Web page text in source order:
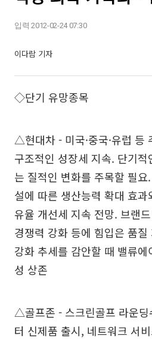
입력 2012-02-24 07:30
이다람 기자
◇단기 유망종목
△현대차 - 미국·중국·유럽 등
구조적인 성장세 지속. 단기
는 질적인 변화를 주목할 필
설에 따른 생산능력 확대 효
유율 개선세 지속 전망. 브랜
경쟁력 강화 등에 힘입은 품
강화 추세를 감안할 때 밸류
성 상존
△골프존 - 스크린골프 라운딩
터 신제품 출시, 네트워크 서